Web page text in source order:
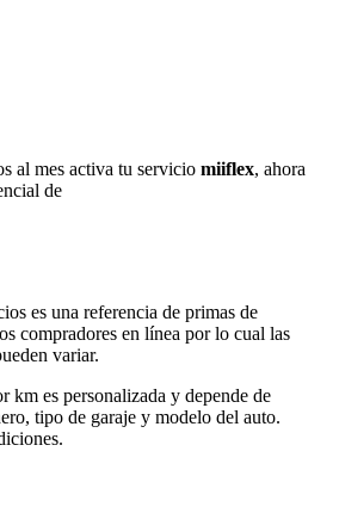
al mes activa tu servicio miiflex, ahora
de
es una referencia de primas de
compradores en línea por lo cual las
variar.
km es personalizada y depende de
tipo de garaje y modelo del auto.